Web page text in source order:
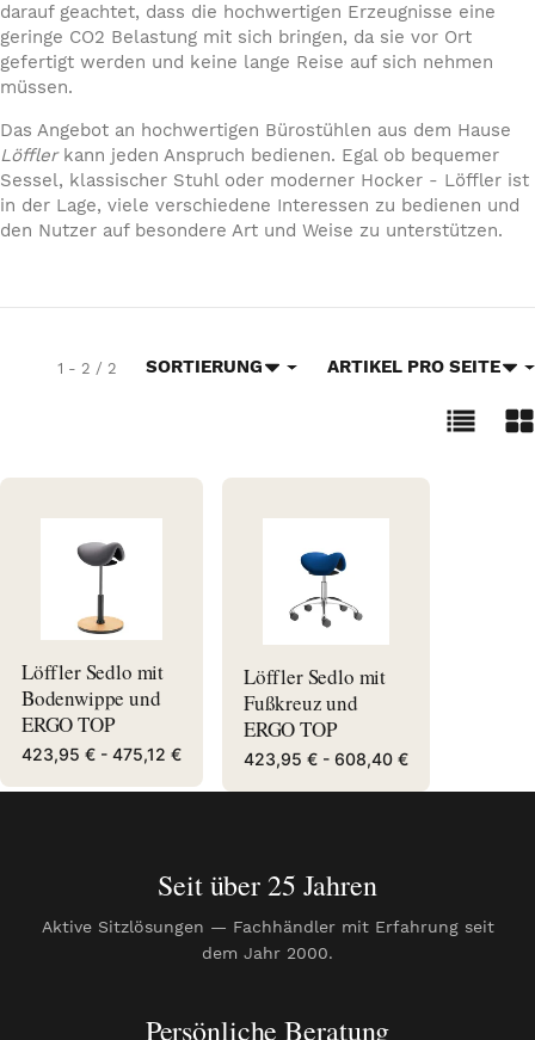
darauf geachtet, dass die hochwertigen Erzeugnisse eine
geringe CO2 Belastung mit sich bringen, da sie vor Ort
gefertigt werden und keine lange Reise auf sich nehmen
müssen.
Das Angebot an hochwertigen Bürostühlen aus dem Hause
Löfflerkann jeden Anspruch bedienen. Egal ob bequemer
Sessel, klassischer Stuhl oder moderner Hocker - Löffler ist
in der Lage, viele verschiedene Interessen zu bedienen und
den Nutzer auf besondere Art und Weise zu unterstützen.
1 - 2 / 2 SORTIERUNG ARTIKEL PRO SEITE
Löffler Sedlo mit
Bodenwippe und
ERGO TOP
423,95 € - 475,12 €
Löffler Sedlo mit
Fußkreuz und
ERGO TOP
423,95 € - 608,40 €
Seit über 25 Jahren
Aktive Sitzlösungen — Fachhändler mit Erfahrung seit
dem Jahr 2000.
Persönliche Beratung